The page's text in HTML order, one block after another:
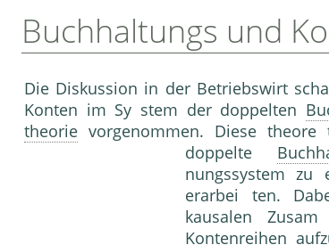
Buchhaltungs und
Die Diskussion in der Betriebswirt
Konten im Sy stem der doppelten
theorie vorgenommen. Diese
doppelte
nungssystem zu
erarbei ten.
kausalen
Kontenreihen